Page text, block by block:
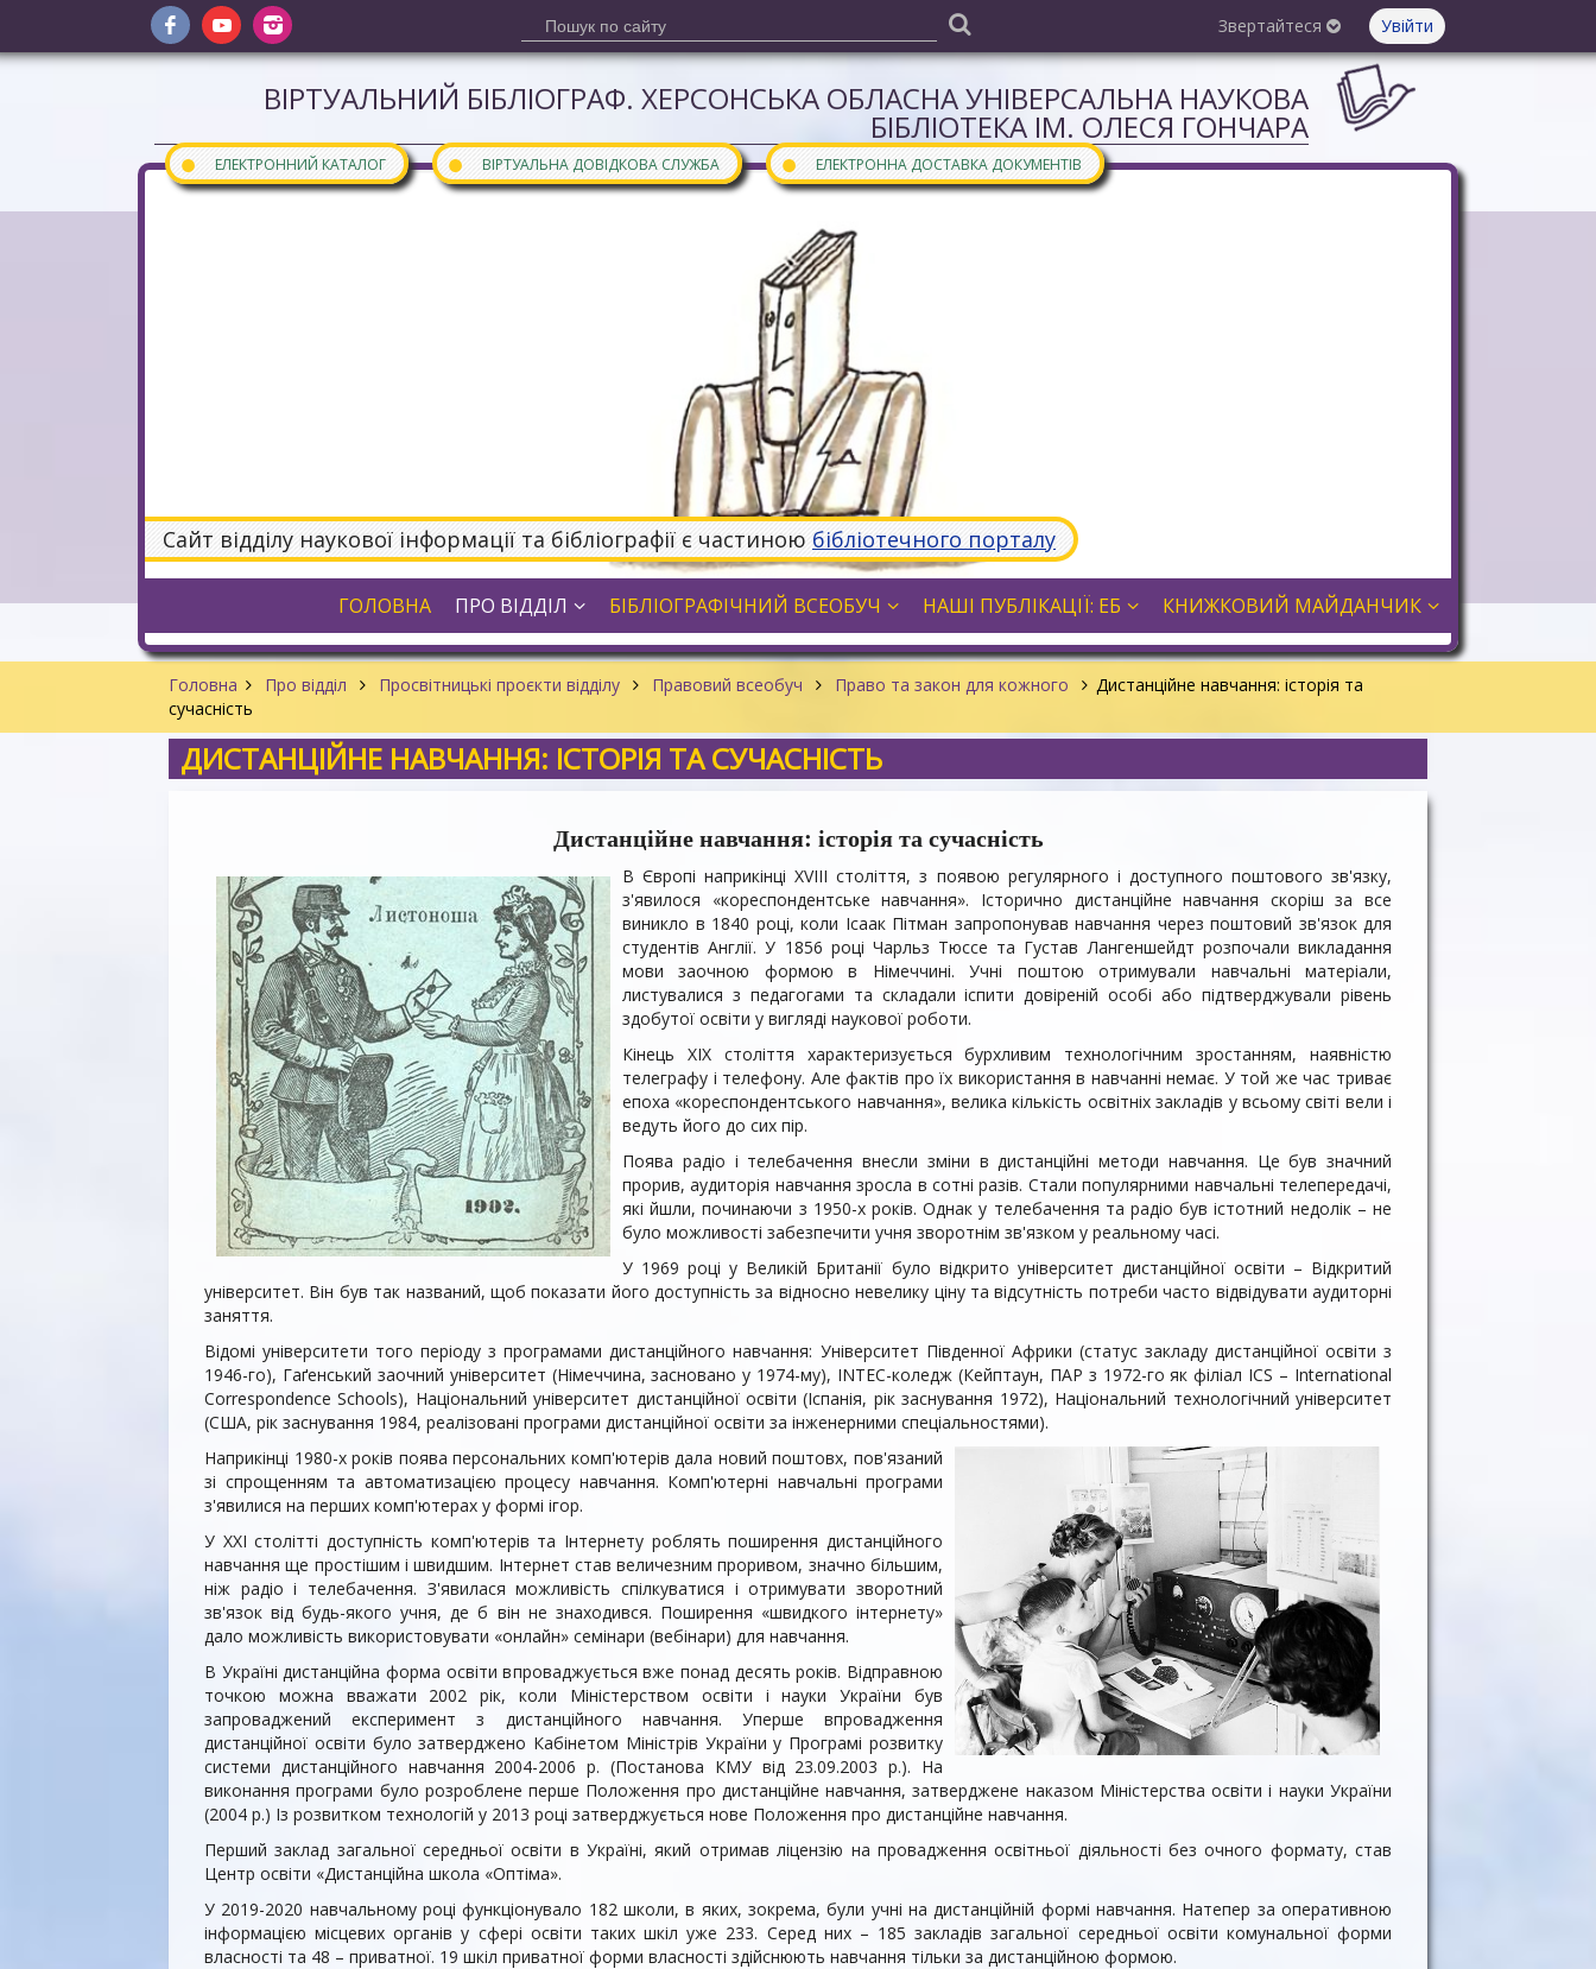
Звертайтеся Увійти
ВІРТУАЛЬНИЙ БІБЛІОГРАФ. ХЕРСОНСЬКА ОБЛАСНА УНІВЕРСАЛЬНА НАУКОВА
БІБЛІОТЕКА ІМ. ОЛЕСЯ ГОНЧАРА
● ЕЛЕКТРОННИЙ КАТАЛОГ ● ВІРТУАЛЬНА ДОВІДКОВА СЛУЖБА ● ЕЛЕКТРОННА ДОСТАВКА ДОКУМЕНТІВ
Сайт відділу наукової інформації та бібліографії є частиною бібліотечного порталу
ГОЛОВНА ПРО ВІДДІЛ БІБЛІОГРАФІЧНИЙ ВСЕОБУЧ НАШІ ПУБЛІКАЦІЇ: ЕБ КНИЖКОВИЙ МАЙДАНЧИК
Головна Про відділ Просвітницькі проєкти відділу Правовий всеобуч Право та закон для кожного
Дистанційне навчання: історія та
сучасність
ДИСТАНЦІЙНЕ НАВЧАННЯ: ІСТОРІЯ ТА СУЧАСНІСТЬ
Дистанційне навчання: історія та сучасність
В Європі наприкінці XVIII століття, з появою регулярного і доступного поштового зв'язку,
з'явилося «кореспондентське навчання». Історично дистанційне навчання скоріш за все
виникло в 1840 році, коли Ісаак Пітман запропонував навчання через поштовий зв'язок для
студентів Англії. У 1856 році Чарльз Тюссе та Густав Лангеншейдт розпочали викладання
мови заочною формою в Німеччині. Учні поштою отримували навчальні матеріали,
листувалися з педагогами та складали іспити довіреній особі або підтверджували рівень
здобутої освіти у вигляді наукової роботи.
Кінець XIX століття характеризується бурхливим технологічним зростанням, наявністю
телеграфу і телефону. Але фактів про їх використання в навчанні немає. У той же час триває
епоха «кореспондентського навчання», велика кількість освітніх закладів у всьому світі вели і
ведуть його до сих пір.
Поява радіо і телебачення внесли зміни в дистанційні методи навчання. Це був значний
прорив, аудиторія навчання зросла в сотні разів. Стали популярними навчальні телепередачі,
які йшли, починаючи з 1950-х років. Однак у телебачення та радіо був істотний недолік – не
було можливості забезпечити учня зворотнім зв'язком у реальному часі.
У 1969 році у Великій Британії було відкрито університет дистанційної освіти – Відкритий
університет. Він був так названий, щоб показати його доступність за відносно невелику ціну та відсутність потреби часто відвідувати аудиторні
заняття.
Відомі університети того періоду з програмами дистанційного навчання: Університет Південної Африки (статус закладу дистанційної освіти з
1946-го), Гаґенський заочний університет (Німеччина, засновано у 1974-му), INTEC-коледж (Кейптаун, ПАР з 1972-го як філіал ICS – International
Correspondence Schools), Національний університет дистанційної освіти (Іспанія, рік заснування 1972), Національний технологічний університет
(США, рік заснування 1984, реалізовані програми дистанційної освіти за інженерними спеціальностями).
Наприкінці 1980-х років поява персональних комп'ютерів дала новий поштовх, пов'язаний
зі спрощенням та автоматизацією процесу навчання. Комп'ютерні навчальні програми
з'явилися на перших комп'ютерах у формі ігор.
У XXI столітті доступність комп'ютерів та Інтернету роблять поширення дистанційного
навчання ще простішим і швидшим. Інтернет став величезним проривом, значно більшим,
ніж радіо і телебачення. З'явилася можливість спілкуватися і отримувати зворотний
зв'язок від будь-якого учня, де б він не знаходився. Поширення «швидкого інтернету»
дало можливість використовувати «онлайн» семінари (вебінари) для навчання.
В Україні дистанційна форма освіти впроваджується вже понад десять років. Відправною
точкою можна вважати 2002 рік, коли Міністерством освіти і науки України був
запроваджений експеримент з дистанційного навчання. Уперше впровадження
дистанційної освіти було затверджено Кабінетом Міністрів України у Програмі розвитку
системи дистанційного навчання 2004-2006 р. (Постанова КМУ від 23.09.2003 р.). На
виконання програми було розроблене перше Положення про дистанційне навчання, затверджене наказом Міністерства освіти і науки України
(2004 р.) Із розвитком технологій у 2013 році затверджується нове Положення про дистанційне навчання.
Перший заклад загальної середньої освіти в Україні, який отримав ліцензію на провадження освітньої діяльності без очного формату, став
Центр освіти «Дистанційна школа «Оптіма».
У 2019-2020 навчальному році функціонувало 182 школи, в яких, зокрема, були учні на дистанційній формі навчання. Натепер за оперативною
інформацією місцевих органів у сфері освіти таких шкіл уже 233. Серед них – 185 закладів загальної середньої освіти комунальної форми
власності та 48 – приватної. 19 шкіл приватної форми власності здійснюють навчання тільки за дистанційною формою.